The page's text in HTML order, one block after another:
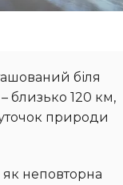
близько 120 км,
природи